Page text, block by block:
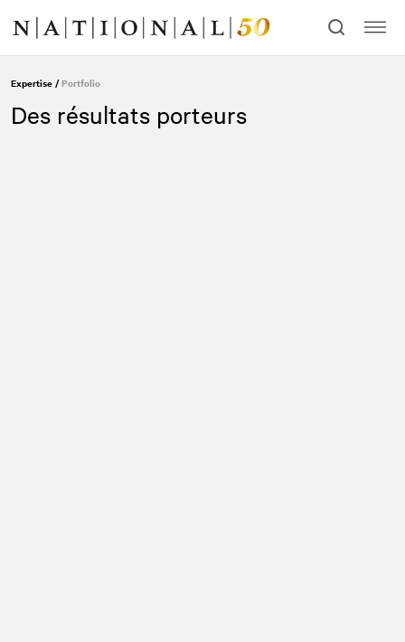
contenu
navigation
Expertise /Portfolio
Des résultats porteurs